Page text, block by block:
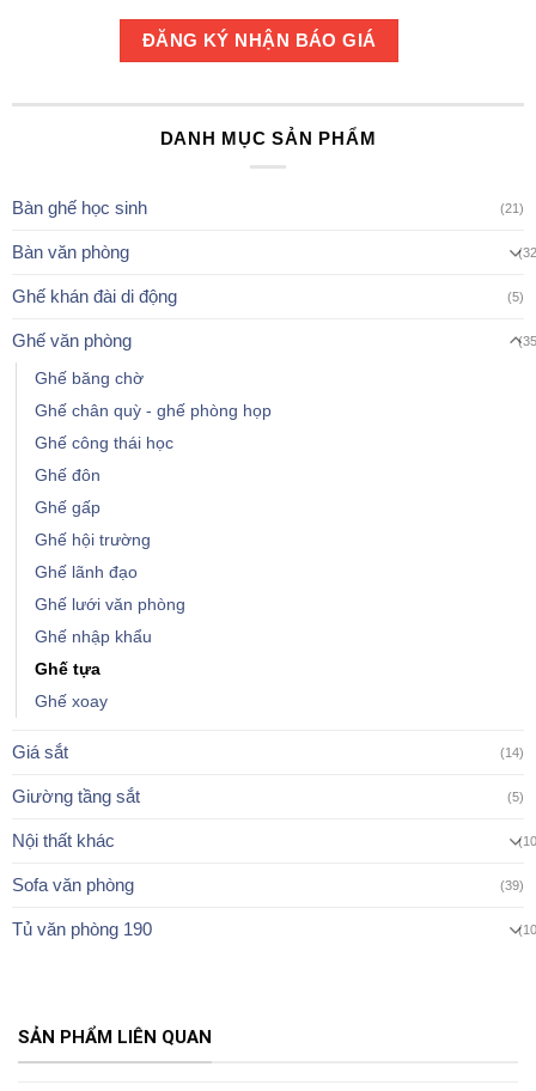
DANH MỤC SẢN PHẨM
Bàn ghế học sinh (21)
Bàn văn phòng
Ghế khán đài di động (5)
Ghế văn phòng
Ghế băng chờ
Ghế chân quỳ - ghế phòng họp
Ghế công thái học
Ghế đôn
Ghế gấp
Ghế hội trường
Ghế lãnh đạo
Ghế lưới văn phòng
Ghế nhập khẩu
Ghế tựa
Ghế xoay
Giá sắt (14)
Giường tầng sắt (5)
Nội thất khác
Sofa văn phòng (39)
Tủ văn phòng 190
SẢN PHẨM LIÊN QUAN